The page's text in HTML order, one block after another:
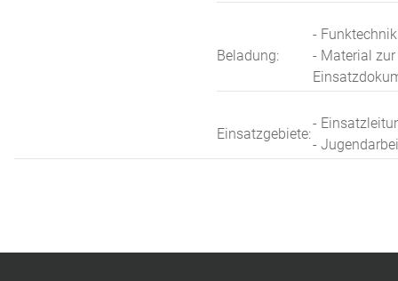
Beladung:
- Funktechnik
- Material zur
Einsatzgebiete:
-
-